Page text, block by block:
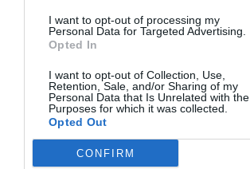
I want to opt-out of processing my
Personal Data for Targeted Advertising.
Opted In
I want to opt-out of Collection, Use,
Retention, Sale, and/or Sharing of my
Personal Data that Is Unrelated with the
Purposes for which it was collected.
Opted Out
CONFIRM